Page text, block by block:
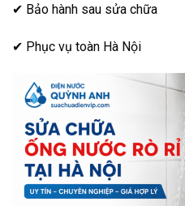
✔ Bảo hành sau sửa chữa
✔ Phục vụ toàn Hà Nội